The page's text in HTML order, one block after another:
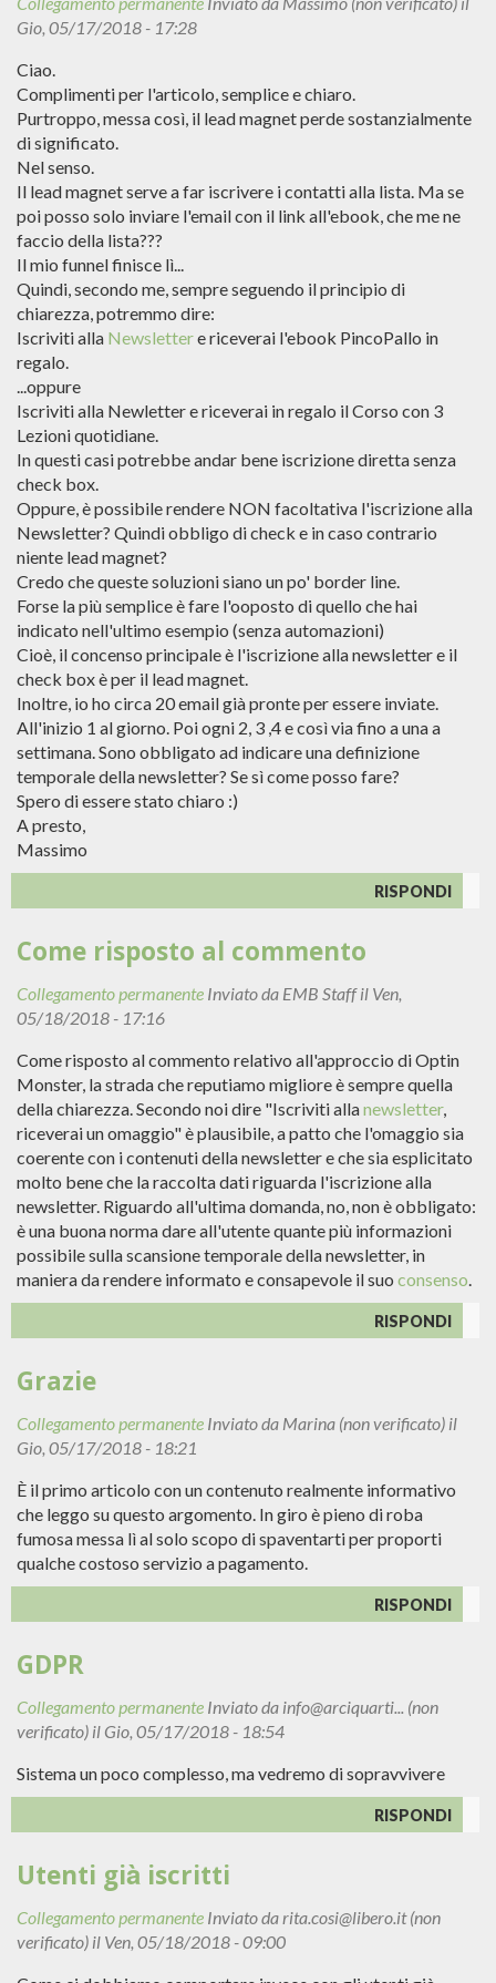
Gio, 05/17/2018 - 17:28
Ciao.
Complimenti per l'articolo, semplice e chiaro.
Purtroppo, messa così, il lead magnet perde sostanzialmente
di significato.
Nel senso.
Il lead magnet serve a far iscrivere i contatti alla lista. Ma se
poi posso solo inviare l'email con il link all'ebook, che me ne
faccio della lista???
Il mio funnel finisce lì...
Quindi, secondo me, sempre seguendo il principio di
chiarezza, potremmo dire:
Iscriviti alla Newslettere riceverai l'ebook PincoPallo in
regalo.
...oppure
Iscriviti alla Newletter e riceverai in regalo il Corso con 3
Lezioni quotidiane.
In questi casi potrebbe andar bene iscrizione diretta senza
check box.
Oppure, è possibile rendere NON facoltativa l'iscrizione alla
Newsletter? Quindi obbligo di check e in caso contrario
niente lead magnet?
Credo che queste soluzioni siano un po' border line.
Forse la più semplice è fare l'ooposto di quello che hai
indicato nell'ultimo esempio (senza automazioni)
Cioè, il concenso principale è l'iscrizione alla newsletter e il
check box è per il lead magnet.
Inoltre, io ho circa 20 email già pronte per essere inviate.
All'inizio 1 al giorno. Poi ogni 2, 3 ,4 e così via fino a una a
settimana. Sono obbligato ad indicare una definizione
temporale della newsletter? Se sì come posso fare?
Spero di essere stato chiaro :)
A presto,
Massimo
RISPONDI
Come risposto al commento
Collegamento permanente Inviato da EMB Staffil Ven,
05/18/2018 - 17:16
Come risposto al commento relativo all'approccio di Optin
Monster, la strada che reputiamo migliore è sempre quella
della chiarezza. Secondo noi dire "Iscriviti allanewsletter,
riceverai un omaggio" è plausibile, a patto che l'omaggio sia
coerente con i contenuti della newsletter e che sia esplicitato
molto bene che la raccolta dati riguarda l'iscrizione alla
newsletter. Riguardo all'ultima domanda, no, non è obbligato:
è una buona norma dare all'utente quante più informazioni
possibile sulla scansione temporale della newsletter, in
maniera da rendere informato e consapevole il suo consenso.
RISPONDI
Grazie
Collegamento permanente Inviato da Marina (non verificato) il
Gio, 05/17/2018 - 18:21
È il primo articolo con un contenuto realmente informativo
che leggo su questo argomento. In giro è pieno di roba
fumosa messa lì al solo scopo di spaventarti per proporti
qualche costoso servizio a pagamento.
RISPONDI
GDPR
Collegamento permanente Inviato da info@arciquarti... (non
verificato) il Gio, 05/17/2018 - 18:54
Sistema un poco complesso, ma vedremo di sopravvivere
RISPONDI
Utenti già iscritti
Collegamento permanente Inviato darita.cosi@libero.it (non
verificato) il Ven, 05/18/2018 - 09:00